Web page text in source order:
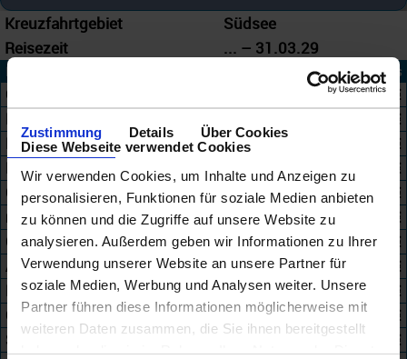
Zustimmung Details
Über Cookies
Diese Webseite verwendet Cookies
Wir verwenden Cookies, um Inhalte und Anzeigen zu
personalisieren, Funktionen für soziale Medien anbieten
zu können und die Zugriffe auf unsere Website zu
analysieren. Außerdem geben wir Informationen zu Ihrer
Verwendung unserer Website an unsere Partner für
soziale Medien, Werbung und Analysen weiter. Unsere
Partner führen diese Informationen möglicherweise mit
weiteren Daten zusammen, die Sie ihnen bereitgestellt
haben oder die sie im Rahmen Ihrer Nutzung der Dienste
Kreuzfahrtgebiet
Südsee
Reisezeit
... – 31.03.29
Reederei ab Preis
Carnival Cruise Line
564 €
Royal Caribbean
793 €
Norwegian Cruise Line
26
1.180 €
Princess Cruises
30
1.375 €
Celebrity Cruises
10
1.375 €
nicko cruises
36
2.799 €
Costa Kreuzfahrten
1
3.679 €
Azamara
4
3.699 €
Holland America
3
4.119 €
Oceania Cruises
7
4.209 €
Silversea
57 4.300 €